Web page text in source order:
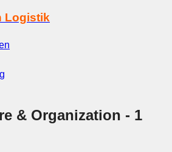
Logistik
& Organization - 1